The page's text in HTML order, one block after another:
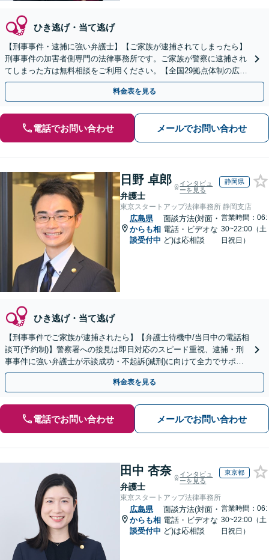
ひき逃げ・当て逃げ
【刑事事件・逮捕に強い弁護士】【ご家族が逮捕されてしまったら】
刑事事件の加害者側専門の法律事務所です。ご家族が警察に逮捕され
てしまった方は無料相談をご利用ください。【全国29拠点体制の広域
対応】【弁護士待機中/当日中の電話相談可(予約制)】
料金表を見る
電話でお問い合わせ メールでお問い合わせ
日野 卓郎
弁護士
インタビュ
ーを見る
静岡県
東京スタートアップ法律事務所 静岡支店
広島県
からも相
談受付中
面談方法(対面・
電話・ビデオな
ど)は応相談
営業時間：06:
30~22:00（土
日祝日）
ひき逃げ・当て逃げ
【刑事事件でご家族が逮捕されたら】【弁護士待機中/当日中の電話相
談可(予約制)】警察署への接見は即日対応のスピード重視、逮捕・刑
事事件に強い弁護士が示談成功・不起訴(減刑)に向けて全力でサポー
トします。【加害者側の相談専門】
料金表を見る
電話でお問い合わせ メールでお問い合わせ
田中 杏奈
弁護士
インタビュ
ーを見る
東京都
東京スタートアップ法律事務所
広島県
からも相
談受付中
面談方法(対面・
電話・ビデオな
ど)は応相談
営業時間：06:
30~22:00（土
日祝日）